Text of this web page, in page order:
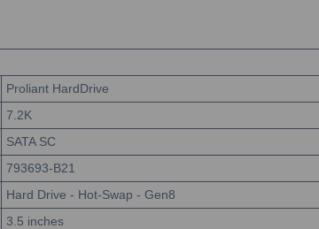
Proliant HardDrive
7.2K
SATA SC
793693-B21
Hard Drive - Hot-Swap - Gen8
3.5 inches